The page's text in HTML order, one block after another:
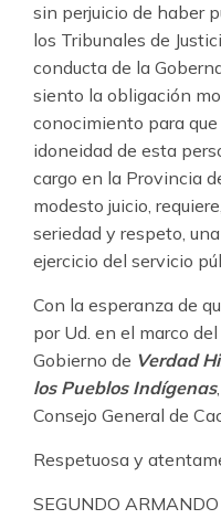
sin perjuicio de haber
los Tribunales de
conducta de la
siento la obligación
conocimiento para
idoneidad de esta
cargo en la Provincia
modesto juicio,
seriedad y respeto,
ejercicio del servicio
Con la esperanza de
por Ud. en el marco
Gobierno de Verdad
los Pueblos Indígenas
Consejo General de
Respetuosa y
SEGUNDO